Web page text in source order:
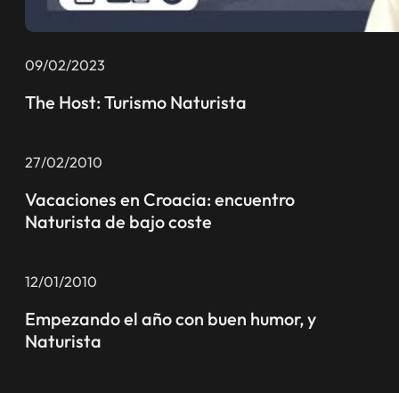
09/02/2023
The Host: Turismo Naturista
27/02/2010
Vacaciones en Croacia: encuentro
Naturista de bajo coste
12/01/2010
Empezando el año con buen humor, y
Naturista